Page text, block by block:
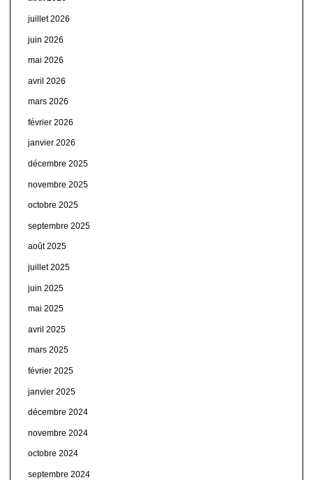
juillet 2026
juin 2026
mai 2026
avril 2026
mars 2026
février 2026
janvier 2026
décembre 2025
novembre 2025
octobre 2025
septembre 2025
août 2025
juillet 2025
juin 2025
mai 2025
avril 2025
mars 2025
février 2025
janvier 2025
décembre 2024
novembre 2024
octobre 2024
septembre 2024